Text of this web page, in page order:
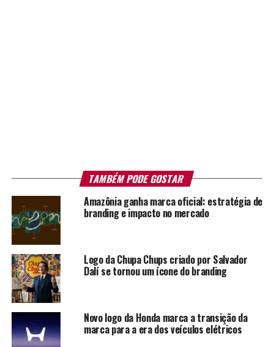
TAMBÉM PODE GOSTAR
Amazônia ganha marca oficial: estratégia de
branding e impacto no mercado
Logo da Chupa Chups criado por Salvador
Dalí se tornou um ícone do branding
Novo logo da Honda marca a transição da
marca para a era dos veículos elétricos